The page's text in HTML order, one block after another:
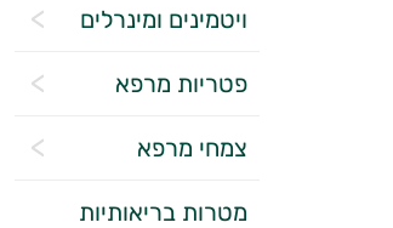
ויטמינים ומינרלים
פטריות מרפא
צמחי מרפא
מטרות בריאותיות